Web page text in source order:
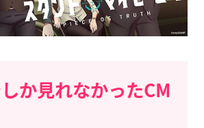
か見れなかったCM